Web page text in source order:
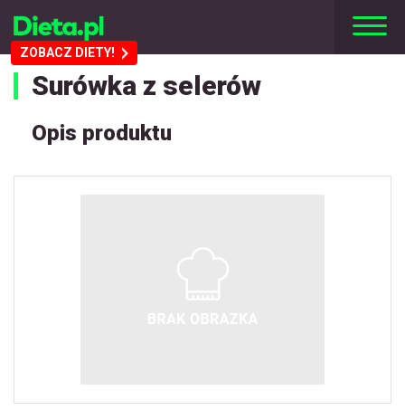
ZOBACZ DIETY!
Surówka z selerów
Opis produktu